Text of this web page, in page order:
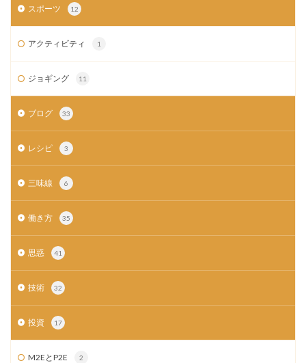
スポーツ 12
アクティビティ 1
ジョギング 11
ブログ 33
レシピ 3
三味線 6
働き方 35
思惑 41
技術 32
投資 17
M2EとP2E 2